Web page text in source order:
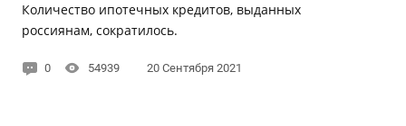
Количество ипотечных кредитов, выданных
россиянам, сократилось.
0 54939 20 Сентября 2021